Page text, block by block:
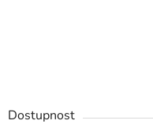
Dostupnost